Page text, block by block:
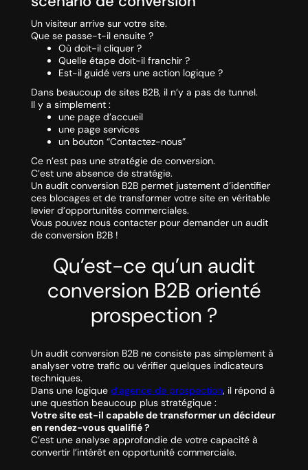
Un visiteur arrive sur votre site.
Que se passe-t-il ensuite ?
Où doit-il cliquer ?
Quelle étape doit-il franchir ?
Est-il guidé vers une action logique ?
Dans beaucoup de sites B2B, il n’y a pas de tunnel.
Il y a simplement :
une page d’accueil
une page services
un bouton “Contactez-nous”
Ce n’est pas une stratégie de conversion.
C’est une absence de stratégie.
Un audit conversion B2B permet justement d’identifier
ces blocages et de transformer votre site en véritable
levier d’opportunités commerciales.
Vous pouvez nous contacter pour demander un audit
de conversion B2B !
Qu’est-ce qu’un audit
conversion B2B orienté
prospection ?
Un audit conversion B2B ne consiste pas simplement à
analyser votre trafic ou vérifier quelques indicateurs
techniques.
Dans une logique d’agence de prospection, il répond à
une question beaucoup plus stratégique :
Votre site est-il capable de transformer un décideur
en rendez-vous qualifié ?
C’est une analyse approfondie de votre capacité à
convertir l’intérêt en opportunité commerciale.